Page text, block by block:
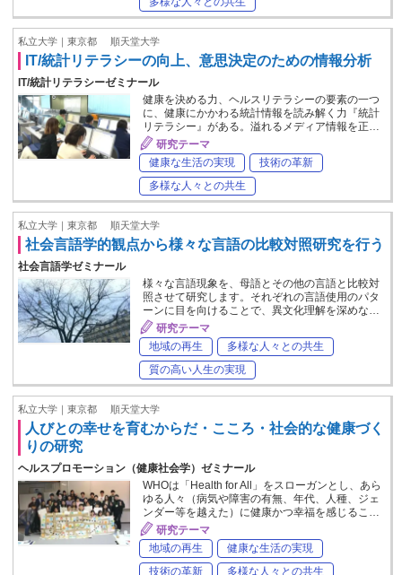
私立大学｜東京都 順天堂大学
IT/統計リテラシーの向上、意思決定のための情報分析
IT/統計リテラシーゼミナール
健康を決める力、ヘルスリテラシーの要素の一つ
に、健康にかかわる統計情報を読み解く力『統計
リテラシー』がある。溢れるメディア情報を正…
研究テーマ
健康な生活の実現
技術の革新
多様な人々との共生
私立大学｜東京都 順天堂大学
社会言語学的観点から様々な言語の比較対照研究を行う
社会言語学ゼミナール
様々な言語現象を、母語とその他の言語と比較対
照させて研究します。それぞれの言語使用のパタ
ーンに目を向けることで、異文化理解を深めな…
研究テーマ
地域の再生
多様な人々との共生
質の高い人生の実現
私立大学｜東京都 順天堂大学
人びとの幸せを育むからだ・こころ・社会的な健康づく
りの研究
ヘルスプロモーション（健康社会学）ゼミナール
WHOは「Health for All」をスローガンとし、あら
ゆる人々（病気や障害の有無、年代、人種、ジェ
ンダー等を越えた）に健康かつ幸福を感じるこ…
研究テーマ
地域の再生
健康な生活の実現
技術の革新
多様な人々との共生